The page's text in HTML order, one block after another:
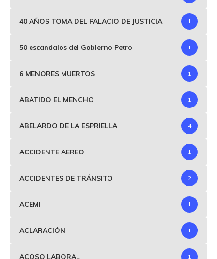
40 AÑOS TOMA DEL PALACIO DE JUSTICIA 1
50 escandalos del Gobierno Petro 1
6 MENORES MUERTOS 1
ABATIDO EL MENCHO 1
ABELARDO DE LA ESPRIELLA 4
ACCIDENTE AEREO 1
ACCIDENTES DE TRÁNSITO 2
ACEMI 1
ACLARACIÓN 1
ACOSO LABORAL 1